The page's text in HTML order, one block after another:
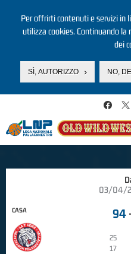
Per offrirti contenuti e servizi in
utilizza cookies. Continuando la
dei
SÌ, AUTORIZZO NO,
03/04/
CASA 94
25
17